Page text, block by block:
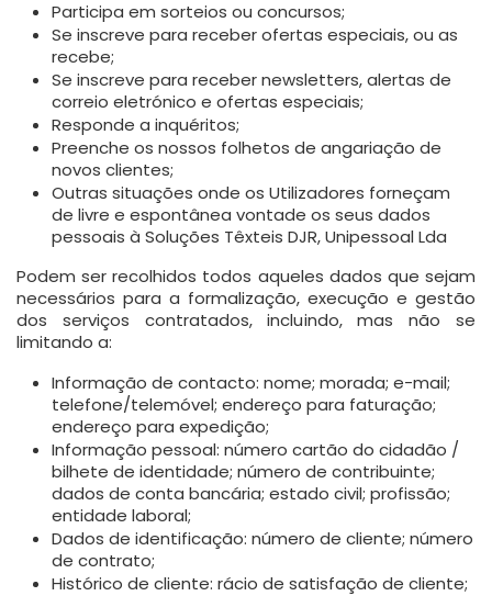
Participa em sorteios ou concursos;
Se inscreve para receber ofertas especiais, ou as
recebe;
Se inscreve para receber newsletters, alertas de
correio eletrónico e ofertas especiais;
Responde a inquéritos;
Preenche os nossos folhetos de angariação de
novos clientes;
Outras situações onde os Utilizadores forneçam
de livre e espontânea vontade os seus dados
pessoais à Soluções Têxteis DJR, Unipessoal Lda
Podem ser recolhidos todos aqueles dados que sejam
necessários para a formalização, execução e gestão
dos serviços contratados, incluindo, mas não se
limitando a:
Informação de contacto: nome; morada; e-mail;
telefone/telemóvel; endereço para faturação;
endereço para expedição;
Informação pessoal: número cartão do cidadão /
bilhete de identidade; número de contribuinte;
dados de conta bancária; estado civil; profissão;
entidade laboral;
Dados de identificação: número de cliente; número
de contrato;
Histórico de cliente: rácio de satisfação de cliente;